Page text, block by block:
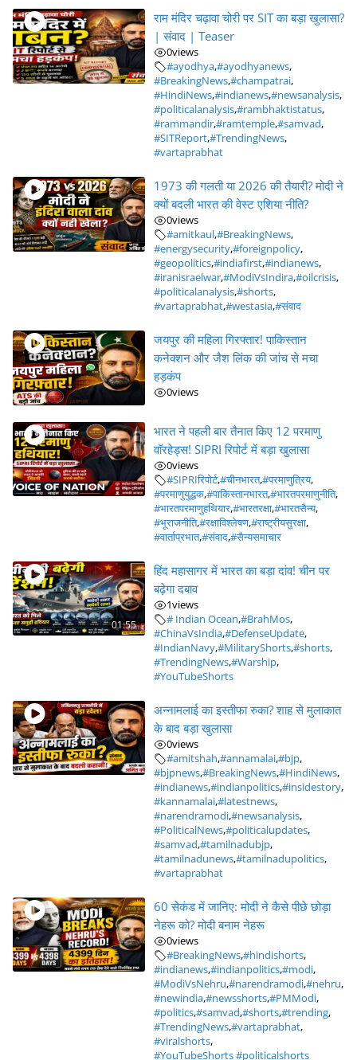
राम मंदिर चढ़ावा चोरी पर SIT का बड़ा खुलासा?
| संवाद | Teaser
0views
#ayodhya,#ayodhyanews,
#BreakingNews,#champatrai,
#HindiNews,#indianews,#newsanalysis,
#politicalanalysis,#rambhaktistatus,
#rammandir,#ramtemple,#samvad,
#SITReport,#TrendingNews,
#vartaprabhat
1973 की गलती या 2026 की तैयारी? मोदी ने
क्यों बदली भारत की वेस्ट एशिया नीति?
0views
#amitkaul,#BreakingNews,
#energysecurity,#foreignpolicy,
#geopolitics,#indiafirst,#indianews,
#iranisraelwar,#ModiVsIndira,#oilcrisis,
#politicalanalysis,#shorts,
#vartaprabhat,#westasia,#संवाद
जयपुर की महिला गिरफ्तार! पाकिस्तान
कनेक्शन और जैश लिंक की जांच से मचा
हड़कंप
0views
भारत ने पहली बार तैनात किए 12 परमाणु
वॉरहेड्स! SIPRI रिपोर्ट में बड़ा खुलासा
0views
#SIPRIरिपोर्ट,#चीनभारत,#परमाणुत्रिय,
#परमाणुयुद्धक,#पाकिस्तानभारत,#भारतपरमाणुनीति,
#भारतपरमाणुहथियार,#भारतरक्षा,#भारतसैन्य,
#भूराजनीति,#रक्षाविश्लेषण,#राष्ट्रीयसुरक्षा,
#वार्ताप्रभात,#संवाद,#सैन्यसमाचार
01:55
हिंद महासागर में भारत का बड़ा दांव! चीन पर
बढ़ेगा दबाव
1views
# Indian Ocean,#BrahMos,
#ChinaVsIndia,#DefenseUpdate,
#IndianNavy,#MilitaryShorts,#shorts,
#TrendingNews,#Warship,
#YouTubeShorts
अन्नामलाई का इस्तीफा रुका? शाह से मुलाकात
के बाद बड़ा खुलासा
0views
#amitshah,#annamalai,#bjp,
#bjpnews,#BreakingNews,#HindiNews,
#indianews,#indianpolitics,#insidestory,
#kannamalai,#latestnews,
#narendramodi,#newsanalysis,
#PoliticalNews,#politicalupdates,
#samvad,#tamilnadubjp,
#tamilnadunews,#tamilnadupolitics,
#vartaprabhat
60 सेकंड में जानिए: मोदी ने कैसे पीछे छोड़ा
नेहरू को? मोदी बनाम नेहरू
0views
#BreakingNews,#hindishorts,
#indianews,#indianpolitics,#modi,
#ModiVsNehru,#narendramodi,#nehru,
#newindia,#newsshorts,#PMModi,
#politics,#samvad,#shorts,#trending,
#TrendingNews,#vartaprabhat,
#viralshorts,
#YouTubeShorts #politicalshorts